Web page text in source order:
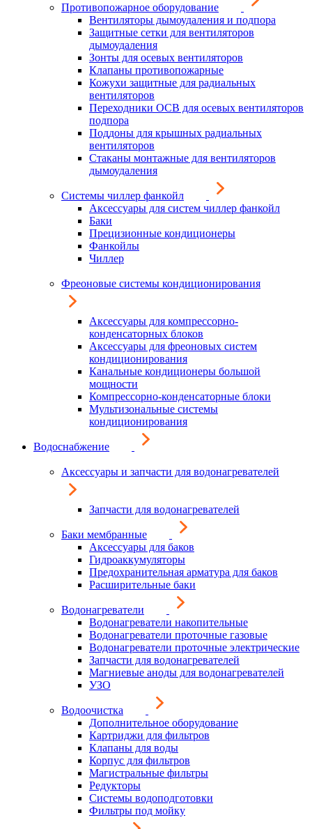
Противопожарное оборудование
Вентиляторы дымоудаления и подпора
Защитные сетки для вентиляторов
дымоудаления
Зонты для осевых вентиляторов
Клапаны противопожарные
Кожухи защитные для радиальных
вентиляторов
Переходники ОСВ для осевых вентиляторов
подпора
Поддоны для крышных радиальных
вентиляторов
Стаканы монтажные для вентиляторов
дымоудаления
Системы чиллер фанкойл
Аксессуары для систем чиллер фанкойл
Баки
Прецизионные кондиционеры
Фанкойлы
Чиллер
Фреоновые системы кондиционирования
Аксессуары для компрессорно-
конденсаторных блоков
Аксессуары для фреоновых систем
кондиционирования
Канальные кондиционеры большой
мощности
Компрессорно-конденсаторные блоки
Мультизональные системы
кондиционирования
Водоснабжение
Аксессуары и запчасти для водонагревателей
Запчасти для водонагревателей
Баки мембранные
Аксессуары для баков
Гидроаккумуляторы
Предохранительная арматура для баков
Расширительные баки
Водонагреватели
Водонагреватели накопительные
Водонагреватели проточные газовые
Водонагреватели проточные электрические
Запчасти для водонагревателей
Магниевые аноды для водонагревателей
УЗО
Водоочистка
Дополнительное оборудование
Картриджи для фильтров
Клапаны для воды
Корпус для фильтров
Магистральные фильтры
Редукторы
Системы водоподготовки
Фильтры под мойку